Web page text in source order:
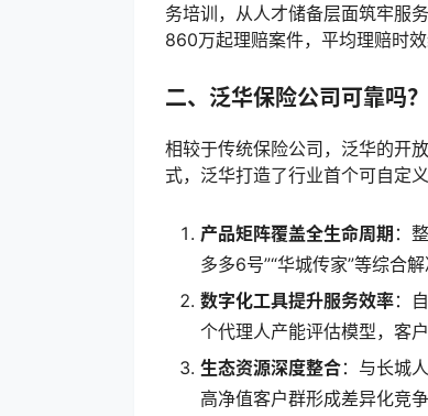
务培训，从人才储备层面筑牢服
860万起理赔案件，平均理赔时效
二、泛华保险公司可靠吗
相较于传统保险公司，泛华的开
式，泛华打造了行业首个可自定
产品矩阵覆盖全生命周期 ：
多多6号”“华城传家”等综合
数字化工具提升服务效率：
个代理人产能评估模型，客
生态资源深度整合：与长城
高净值客户群形成差异化竞